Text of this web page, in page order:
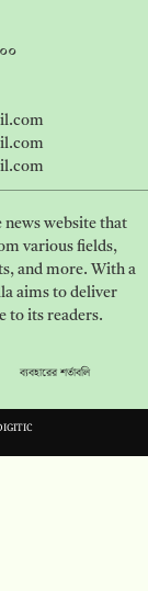
news website that
various fields,
and more. With a
aims to deliver
to its readers.
ব্যবহারের শর্তাবলি